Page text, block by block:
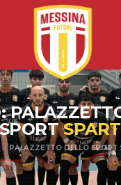
PALAZZETTO DELLO SPORT